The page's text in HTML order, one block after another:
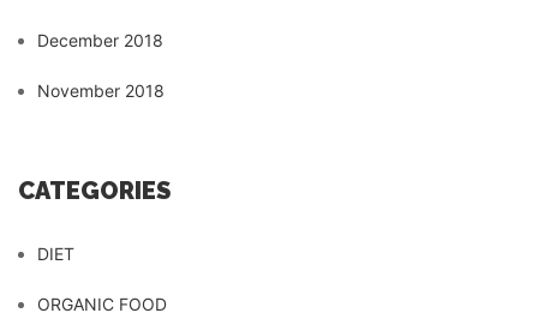
December 2018
November 2018
CATEGORIES
DIET
ORGANIC FOOD